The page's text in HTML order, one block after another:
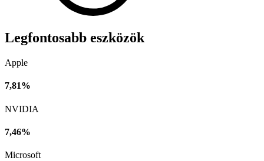
Legfontosabb eszközök
Apple
7,81%
NVIDIA
7,46%
Microsoft